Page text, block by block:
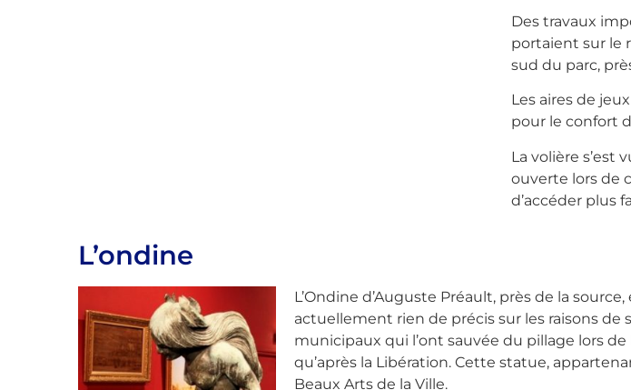
Des travaux
portaient sur le
sud du parc,
Les aires de
pour le confort
La volière s’est
ouverte lors de
d’accéder plus
L’ondine
L’Ondine d’Auguste Préault, près de la
actuellement rien de précis sur les raisons de
municipaux qui l’ont sauvée du pillage lors de
qu’après la Libération. Cette statue,
Beaux Arts de la Ville.